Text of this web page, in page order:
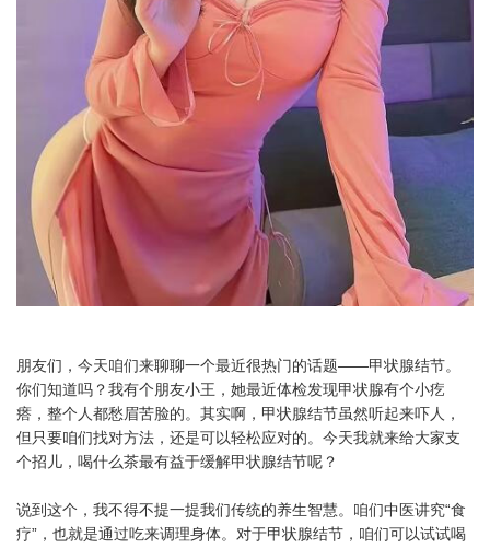
朋友们，今天咱们来聊聊一个最近很热门的话题——甲状腺结节。
你们知道吗？我有个朋友小王，她最近体检发现甲状腺有个小疙
瘩，整个人都愁眉苦脸的。其实啊，甲状腺结节虽然听起来吓人，
但只要咱们找对方法，还是可以轻松应对的。今天我就来给大家支
个招儿，喝什么茶最有益于缓解甲状腺结节呢？
说到这个，我不得不提一提我们传统的养生智慧。咱们中医讲究“食
疗”，也就是通过吃来调理身体。对于甲状腺结节，咱们可以试试喝